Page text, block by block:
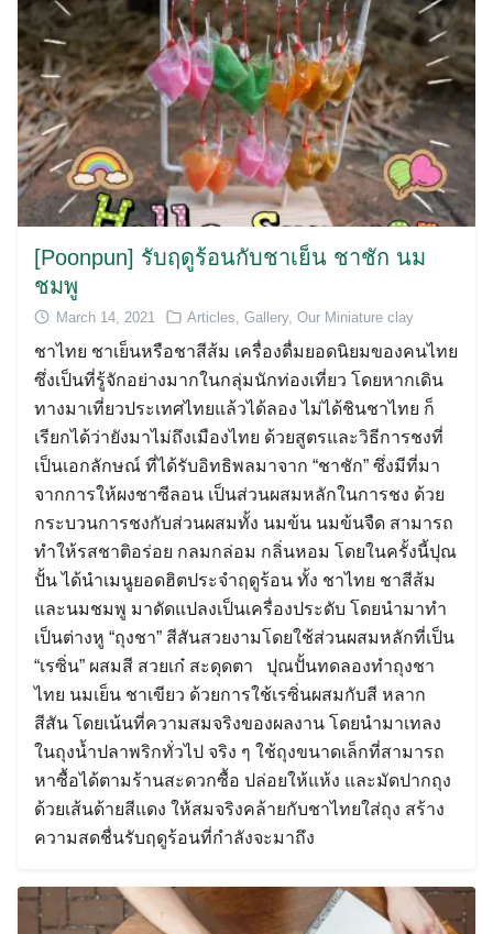
for:
[Poonpun] รับฤดูร้อนกับชาเย็น ชาชัก นม
ชมพู
March 14, 2021 Articles, Gallery, Our Miniature clay
ชาไทย ชาเย็นหรือชาสีส้ม เครื่องดื่มยอดนิยมของคนไทย
ซึ่งเป็นที่รู้จักอย่างมากในกลุ่มนักท่องเที่ยว โดยหากเดิน
ทางมาเที่ยวประเทศไทยแล้วได้ลอง ไม่ได้ชินชาไทย ก็
เรียกได้ว่ายังมาไม่ถึงเมืองไทย ด้วยสูตรและวิธีการชงที่
เป็นเอกลักษณ์ ที่ได้รับอิทธิพลมาจาก “ชาชัก” ซึ่งมีที่มา
จากการให้ผงชาซีลอน เป็นส่วนผสมหลักในการชง ด้วย
กระบวนการชงกับส่วนผสมทั้ง นมข้น นมข้นจืด สามารถ
ทำให้รสชาติอร่อย กลมกล่อม กลิ่นหอม โดยในครั้งนี้ปุณ
ปั้น ได้นำเมนูยอดฮิตประจำฤดูร้อน ทั้ง ชาไทย ชาสีส้ม
และนมชมพู มาดัดแปลงเป็นเครื่องประดับ โดยนำมาทำ
เป็นต่างหู “ถุงชา” สีสันสวยงามโดยใช้ส่วนผสมหลักที่เป็น
“เรซิ่น” ผสมสี สวยเก๋ สะดุดตา ปุณปั้นทดลองทำถุงชา
ไทย นมเย็น ชาเขียว ด้วยการใช้เรซิ่นผสมกับสี หลาก
สีสัน โดยเน้นที่ความสมจริงของผลงาน โดยนำมาเทลง
ในถุงน้ำปลาพริกทั่วไป จริง ๆ ใช้ถุงขนาดเล็กที่สามารถ
หาซื้อได้ตามร้านสะดวกซื้อ ปล่อยให้แห้ง และมัดปากถุง
ด้วยเส้นด้ายสีแดง ให้สมจริงคล้ายกับชาไทยใส่ถุง สร้าง
ความสดชื่นรับฤดูร้อนที่กำลังจะมาถึง